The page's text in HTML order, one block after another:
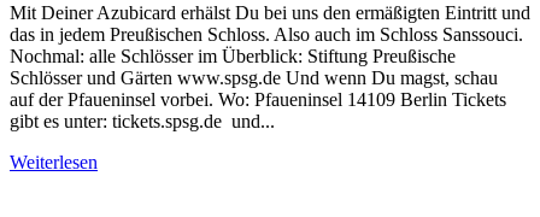
Mit Deiner Azubicard erhälst Du bei uns den ermäßigten Eintritt und
das in jedem Preußischen Schloss. Also auch im Schloss Sanssouci.
Nochmal: alle Schlösser im Überblick: Stiftung Preußische
Schlösser und Gärten www.spsg.de Und wenn Du magst, schau
auf der Pfaueninsel vorbei. Wo: Pfaueninsel 14109 Berlin Tickets
gibt es unter: tickets.spsg.de und...
Weiterlesen